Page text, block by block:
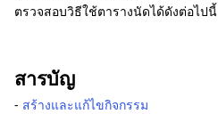
ตรวจสอบวิธีใช้ตารางนัดได้ดังต่อไปนี้
สารบัญ
- สร้างและแก้ไขกิจกรรม